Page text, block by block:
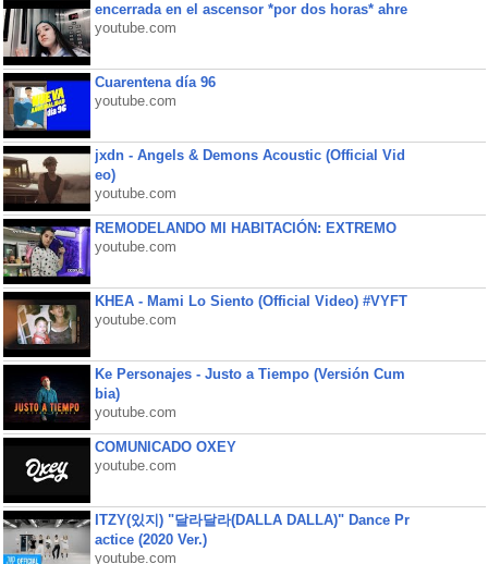
encerrada en el ascensor *por dos horas* ahre
youtube.com
Cuarentena día 96
youtube.com
jxdn - Angels & Demons Acoustic (Official Vid
eo)
youtube.com
REMODELANDO MI HABITACIÓN: EXTREMO
youtube.com
KHEA - Mami Lo Siento (Official Video) #VYFT
youtube.com
Ke Personajes - Justo a Tiempo (Versión Cum
bia)
youtube.com
COMUNICADO OXEY
youtube.com
ITZY(있지) "달라달라(DALLA DALLA)" Dance Pr
actice (2020 Ver.)
youtube.com